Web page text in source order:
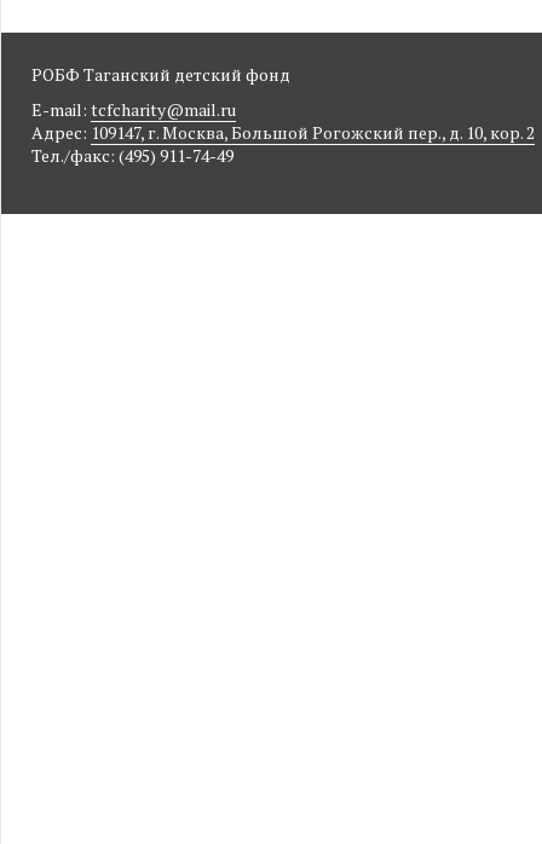
РОБФ Таганский детский фонд
E-mail: tcfcharity@mail.ru
Адрес: 109147, г. Москва, Большой Рогожский пер., д. 10, кор. 2
Тел./факс: (495) 911-74-49